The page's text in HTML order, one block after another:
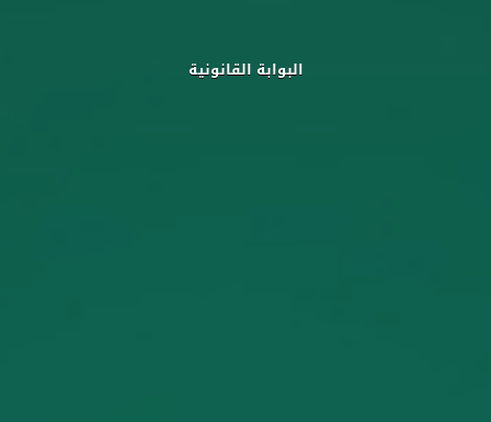
البوابة القانونية